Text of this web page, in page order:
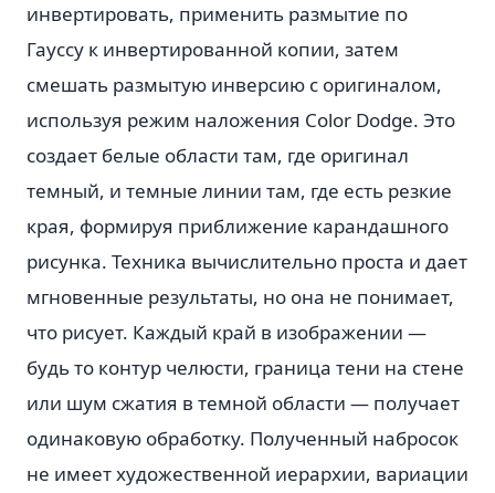
инвертировать, применить размытие по
Гауссу к инвертированной копии, затем
смешать размытую инверсию с оригиналом,
используя режим наложения Color Dodge. Это
создает белые области там, где оригинал
темный, и темные линии там, где есть резкие
края, формируя приближение карандашного
рисунка. Техника вычислительно проста и дает
мгновенные результаты, но она не понимает,
что рисует. Каждый край в изображении —
будь то контур челюсти, граница тени на стене
или шум сжатия в темной области — получает
одинаковую обработку. Полученный набросок
не имеет художественной иерархии, вариации